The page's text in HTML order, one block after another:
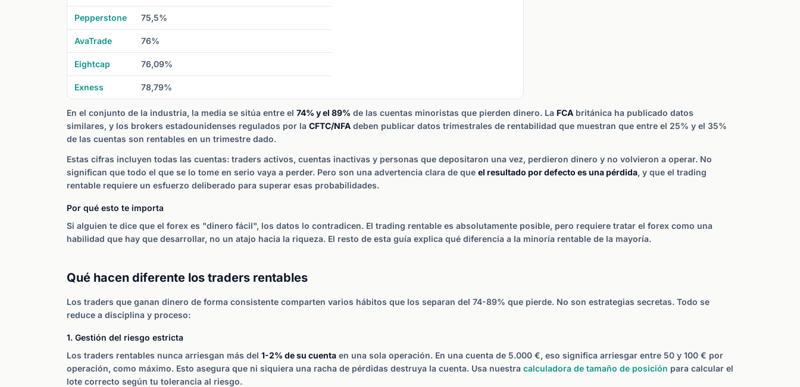
Pepperstone 75,5%
AvaTrade 76%
Eightcap 76,09%
Exness 78,79%
En el conjunto de la industria, la media se sitúa entre el 74% y el 89% de las cuentas minoristas que pierden dinero. La FCA británica ha publicado datos
similares, y los brokers estadounidenses regulados por la CFTC/NFA deben publicar datos trimestrales de rentabilidad que muestran que entre el 25% y el 35%
de las cuentas son rentables en un trimestre dado.
Estas cifras incluyen todas las cuentas: traders activos, cuentas inactivas y personas que depositaron una vez, perdieron dinero y no volvieron a operar. No
significan que todo el que se lo tome en serio vaya a perder. Pero son una advertencia clara de que el resultado por defecto es una pérdida, y que el trading
rentable requiere un esfuerzo deliberado para superar esas probabilidades.
Por qué esto te importa
Si alguien te dice que el forex es "dinero fácil", los datos lo contradicen. El trading rentable es absolutamente posible, pero requiere tratar el forex como una
habilidad que hay que desarrollar, no un atajo hacia la riqueza. El resto de esta guía explica qué diferencia a la minoría rentable de la mayoría.
Qué hacen diferente los traders rentables
Los traders que ganan dinero de forma consistente comparten varios hábitos que los separan del 74-89% que pierde. No son estrategias secretas. Todo se
reduce a disciplina y proceso:
1. Gestión del riesgo estricta
Los traders rentables nunca arriesgan más del 1-2% de su cuenta en una sola operación. En una cuenta de 5.000 €, eso significa arriesgar entre 50 y 100 € por
operación, como máximo. Esto asegura que ni siquiera una racha de pérdidas destruya la cuenta. Usa nuestra calculadora de tamaño de posición para calcular el
lote correcto según tu tolerancia al riesgo.